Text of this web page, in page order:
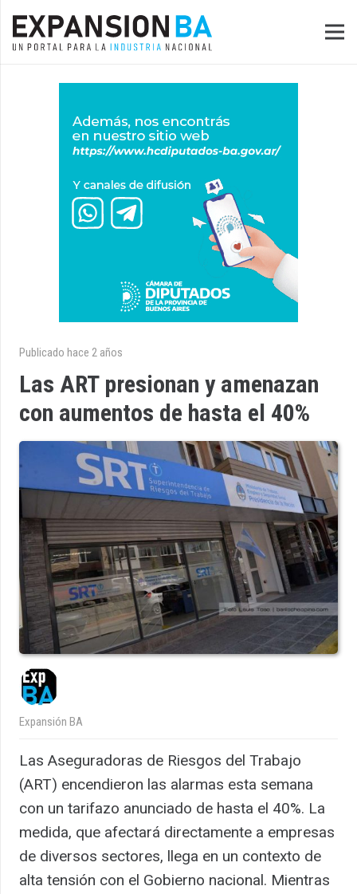
Publicado hace 2 años
Las ART presionan y amenazan
con aumentos de hasta el 40%
Expansión BA
Las Aseguradoras de Riesgos del Trabajo
(ART) encendieron las alarmas esta semana
con un tarifazo anunciado de hasta el 40%. La
medida, que afectará directamente a empresas
de diversos sectores, llega en un contexto de
alta tensión con el Gobierno nacional. Mientras